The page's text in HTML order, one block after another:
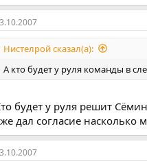
Нистелрой сказал(а):
А кто будет у руля команды в
будет у руля решит
дал согласие насколько